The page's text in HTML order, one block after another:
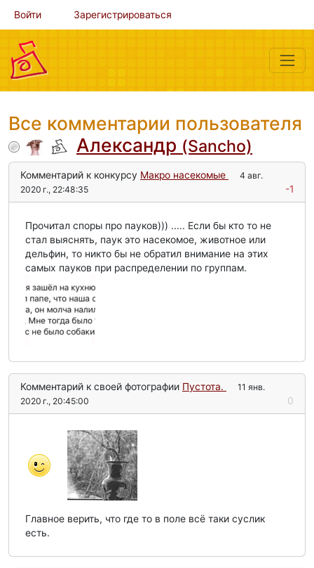
Войти Зарегистрироваться
Все комментарии пользователя
Александр (Sancho)
Комментарий к конкурсу Макро насекомые
4 авг.
2020 г., 22:48:35
-1
Прочитал споры про пауков))) ..... Если бы кто то не
стал выяснять, паук это насекомое, животное или
дельфин, то никто бы не обратил внимание на этих
самых пауков при распределении по группам.
Комментарий к своей фотографии Пустота.
11 янв.
2020 г., 20:45:00
0
Главное верить, что где то в поле всё таки суслик
есть.